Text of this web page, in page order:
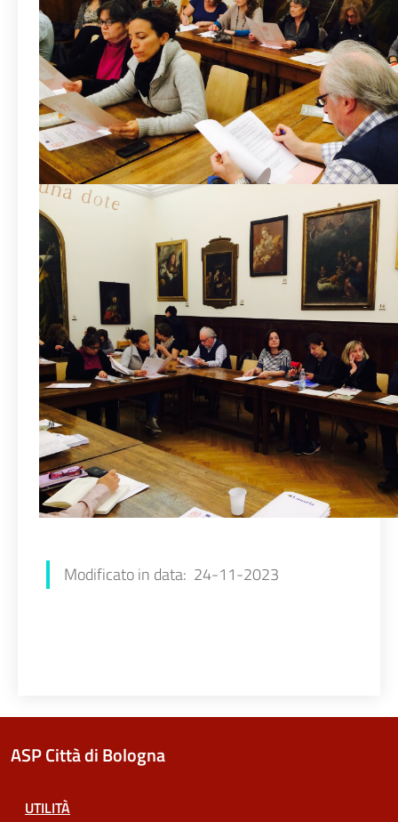
Modificato in data: 24-11-2023
ASP Città di Bologna
UTILITÀ